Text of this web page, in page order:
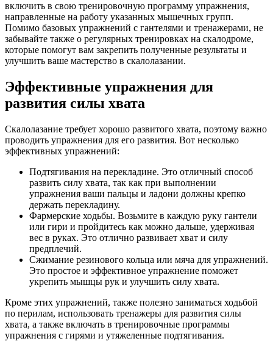
включить в свою тренировочную программу упражнения,
направленные на работу указанных мышечных групп.
Помимо базовых упражнений с гантелями и тренажерами, не
забывайте также о регулярных тренировках на скалодроме,
которые помогут вам закрепить полученные результаты и
улучшить ваше мастерство в скалолазании.
Эффективные упражнения для
развития силы хвата
Скалолазание требует хорошо развитого хвата, поэтому важно
проводить упражнения для его развития. Вот несколько
эффективных упражнений:
Подтягивания на перекладине. Это отличный способ
развить силу хвата, так как при выполнении
упражнения ваши пальцы и ладони должны крепко
держать перекладину.
Фармерские ходьбы. Возьмите в каждую руку гантели
или гири и пройдитесь как можно дальше, удерживая
вес в руках. Это отлично развивает хват и силу
предплечий.
Сжимание резинового кольца или мяча для упражнений.
Это простое и эффективное упражнение поможет
укрепить мышцы рук и улучшить силу хвата.
Кроме этих упражнений, также полезно заниматься ходьбой
по перилам, использовать тренажеры для развития силы
хвата, а также включать в тренировочные программы
упражнения с гирями и утяжеленные подтягивания.